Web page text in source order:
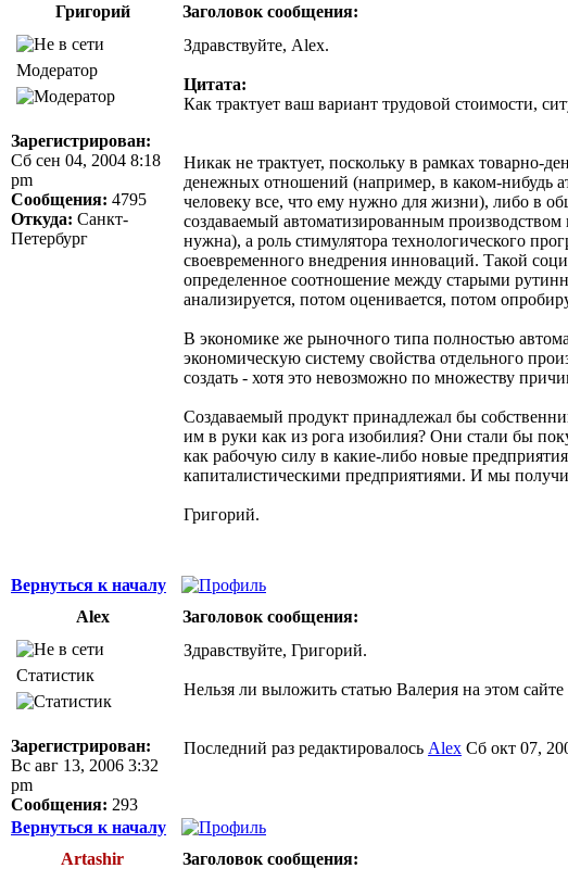
Григорий
Заголовок сообщения:
Модератор
Зарегистрирован:
Сб сен 04, 2004 8:18
pm
Сообщения: 4795
Откуда: Санкт-
Петербург
Здравствуйте, Alex.
Цитата:
Как трактует ваш вариант трудовой стоимости,
Никак не трактует, поскольку в рамках товарно-
денежных отношений (например, в каком-нибудь
человеку все, что ему нужно для жизни), либо в
создаваемый автоматизированным
нужна), а роль стимулятора технологического
своевременного внедрения инноваций. Такой
определенное соотношение между старыми
анализируется, потом оценивается, потом
В экономике же рыночного типа полностью
экономическую систему свойства отдельного
создать - хотя это невозможно по множеству
Создаваемый продукт принадлежал бы
им в руки как из рога изобилия? Они стали бы
как рабочую силу в какие-либо новые
капиталистическими предприятиями. И мы
Григорий.
Вернуться к началу
Alex
Заголовок сообщения:
Статистик
Зарегистрирован:
Вс авг 13, 2006 3:32
pm
Сообщения: 293
Здравствуйте, Григорий.
Нельзя ли выложить статью Валерия на этом
Последний раз редактировалось Alex Сб окт 07,
Вернуться к началу
Artashir
Заголовок сообщения: